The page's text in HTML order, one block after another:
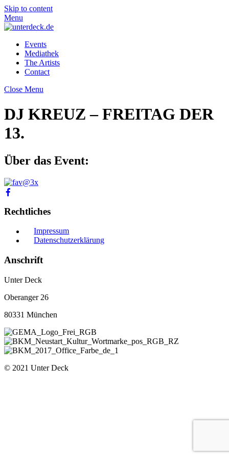
Skip to content
Menu
Events
Mediathek
The Artists
Contact
Close Menu
DJ KREUZ – FREITAG DER
13.
Über das Event:
Rechtliches
Impressum
Datenschutzerklärung
Anschrift
Unter Deck
Oberanger 26
80331 München
© 2021 Unter Deck